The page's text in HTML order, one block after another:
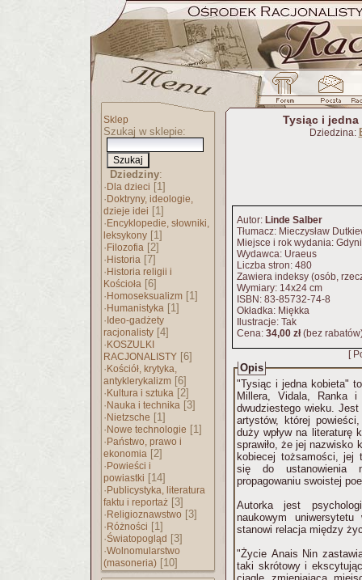
Sklep
Szukaj w sklepie:
Dziedziny:
· Dla dzieci [1]
· Doktryny, ideologie,
dzieje idei [1]
· Encyklopedie, słowniki,
leksykony [1]
· Filozofia [2]
· Historia [7]
· Historia religii i
Kościoła [6]
· Homoseksualizm [1]
· Humanistyka [1]
· Ideo-gadżety
racjonalisty [4]
· KOSZULKI
RACJONALISTY [6]
· Kościół, krytyka,
antyklerykalizm [6]
· Kultura i sztuka [2]
· Nauka i technika [3]
· Nietzsche [1]
· Nowe technologie [1]
· Państwo, prawo i
ekonomia [2]
· Powieści i
powiastki [14]
· Publicystyka, literatura
faktu i reportaż [3]
· Religioznawstwo [3]
· Różności [1]
·Światopogląd [3]
·Wolnomularstwo
(masoneria) [10]
Tysiąc i
Dziedzina:
Autor: Linde Salber
Tłumacz: Mieczysław
Miejsce i rok wydania:
Wydawca: Uraeus
Liczba stron: 480
Zawiera indeksy (osób,
Wymiary: 14x24 cm
ISBN: 83-85732-74-8
Okładka: Miękka
Ilustracje: Tak
Cena: 34,00 zł(bez
[
Opis
"Tysiąc i jedna kobieta"
Millera, Vidala, Ranka i
dwudziestego wieku.
artystów, której
duży wpływ na literaturę
sprawiło, że jej nazwisko
kobiecej tożsamości, jej
się do ustanowienia
propagowaniu swoistej
Autorka jest
naukowym
stanowi relacja między
"Życie Anais Nin
taki skrótowy i